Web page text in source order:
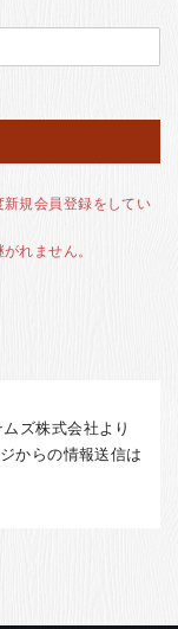
規会員登録をしてい
れません。
ズ株式会社より
からの情報送信は